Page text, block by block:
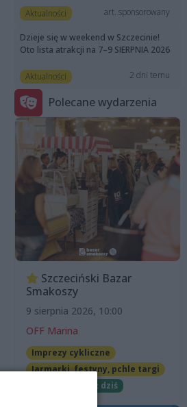
Aktualności art. sponsorowany
Dzieje się w weekend w Szczecinie!
Oto lista atrakcji na 7–9 SIERPNIA 2026
Aktualności 2 dni temu
Polecane wydarzenia
Szczeciński Bazar
Smakoszy
9 sierpnia 2026, 10:00
OFF Marina
Imprezy cykliczne
Jarmarki, festyny, pchle targi
Już dziś